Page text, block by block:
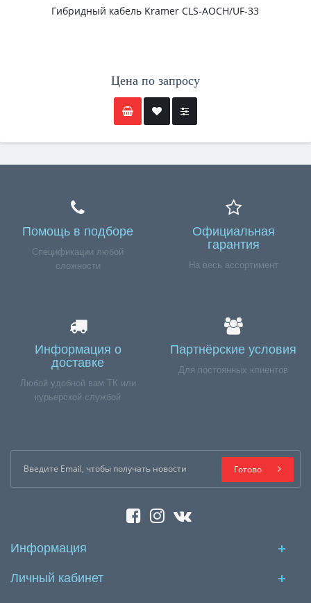
Гибридный кабель Kramer CLS-AOCH/UF-33
Цена по запросу
Помощь в подборе
Спецификации любой
сложности
Официальная
гарантия
На весь ассортимент
Информация о
доставке
Любой удобной вам ТК или
курьерской службой
Партнёрские условия
Для постоянных клиентов
Готово
Информация
Личный кабинет